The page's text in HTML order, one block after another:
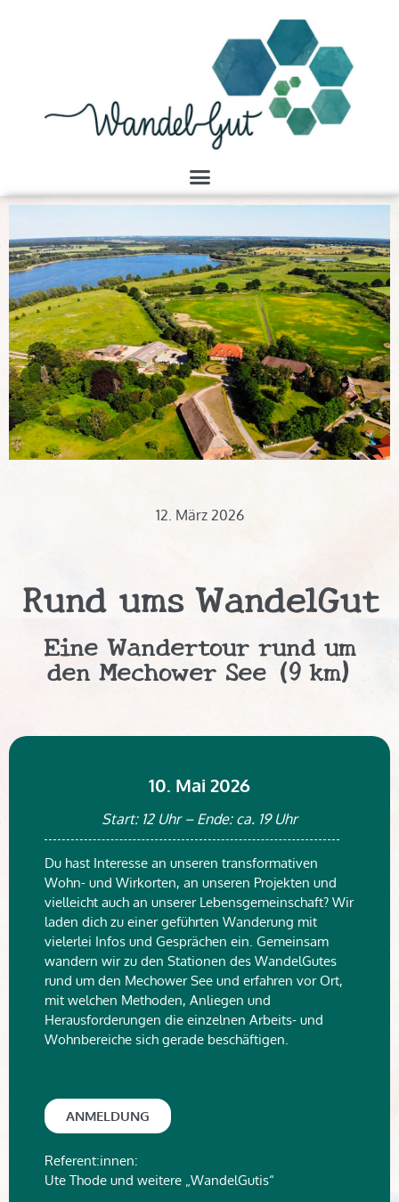
12. März 2026
Rund ums WandelGut
Eine Wandertour rund um
den Mechower See (9 km)
10. Mai 2026
Start: 12 Uhr – Ende: ca. 19 Uhr
Du hast Interesse an unseren transformativen
Wohn- und Wirkorten, an unseren Projekten und
vielleicht auch an unserer Lebensgemeinschaft? Wir
laden dich zu einer geführten Wanderung mit
vielerlei Infos und Gesprächen ein. Gemeinsam
wandern wir zu den Stationen des WandelGutes
rund um den Mechower See und erfahren vor Ort,
mit welchen Methoden, Anliegen und
Herausforderungen die einzelnen Arbeits- und
Wohnbereiche sich gerade beschäftigen.
ANMELDUNG
Referent:innen:
Ute Thode und weitere „WandelGutis“